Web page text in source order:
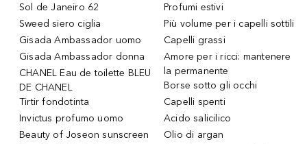
Sol de Janeiro 62
Sweed siero ciglia
Gisada Ambassador uomo
Gisada Ambassador donna
CHANEL Eau de toilette BLEU
DE CHANEL
Tirtir fondotinta
Invictus profumo uomo
Beauty of Joseon sunscreen
Profumi estivi
Più volume per i capelli sottili
Capelli grassi
Amore per i ricci: mantenere
la permanente
Borse sotto gli occhi
Capelli spenti
Acido salicilico
Olio di argan